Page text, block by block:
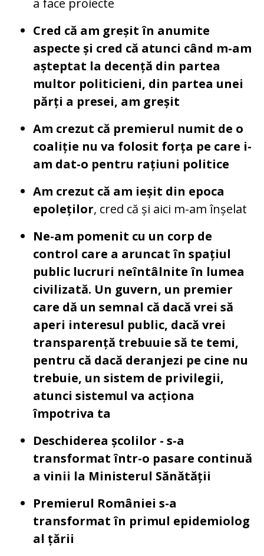
a face proiecte
Cred că am greșit în anumite
aspecte și cred că atunci când m-am
așteptat la decență din partea
multor politicieni, din partea unei
părți a presei, am greșit
Am crezut că premierul numit de o
coaliție nu va folosit forța pe care i-
am dat-o pentru rațiuni politice
Am crezut că am ieșit din epoca
epoleților, cred că și aici m-am înșelat
Ne-am pomenit cu un corp de
control care a aruncat în spațiul
public lucruri neîntâlnite în lumea
civilizată. Un guvern, un premier
care dă un semnal că dacă vrei să
aperi interesul public, dacă vrei
transparență trebuuie să te temi,
pentru că dacă deranjezi pe cine nu
trebuie, un sistem de privilegii,
atunci sistemul va acționa
împotriva ta
Deschiderea școlilor - s-a
transformat într-o pasare continuă
a vinii la Ministerul Sănătății
Premierul României s-a
transformat în primul epidemiolog
al țării